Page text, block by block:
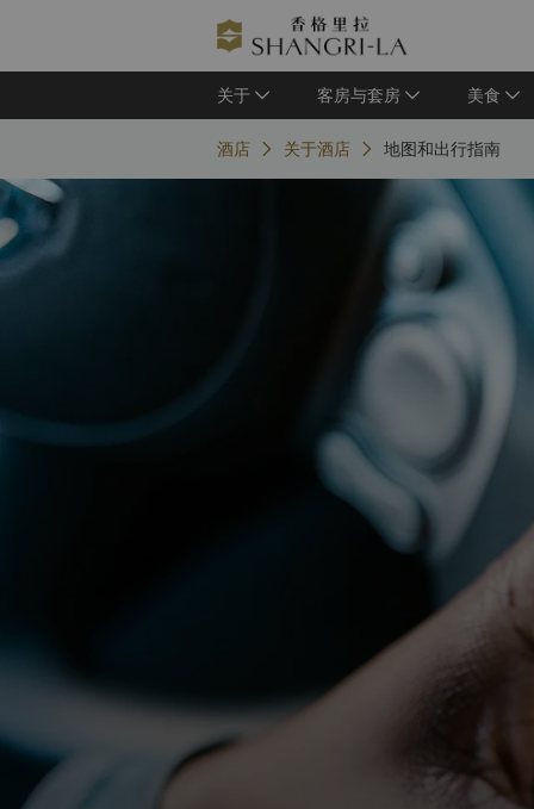
关于 客房与套房 美食
酒店 关于酒店 地图和出行指南